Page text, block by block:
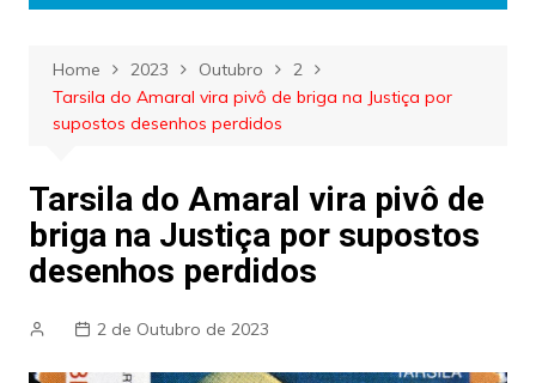
Home 2023 Outubro
2
Tarsila do Amaral vira pivô de briga na Justiça por
supostos desenhos perdidos
Tarsila do Amaral vira pivô de
briga na Justiça por supostos
desenhos perdidos
2 de Outubro de 2023